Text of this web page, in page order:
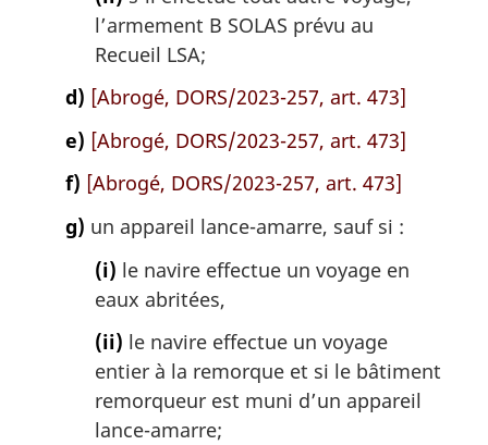
l’armement B SOLAS prévu au
Recueil LSA;
d) [Abrogé, DORS/2023-257, art. 473]
e) [Abrogé, DORS/2023-257, art. 473]
f) [Abrogé, DORS/2023-257, art. 473]
g) un appareil lance-amarre, sauf si :
(i) le navire effectue un voyage en
eaux abritées,
(ii) le navire effectue un voyage
entier à la remorque et si le bâtiment
remorqueur est muni d’un appareil
lance-amarre;